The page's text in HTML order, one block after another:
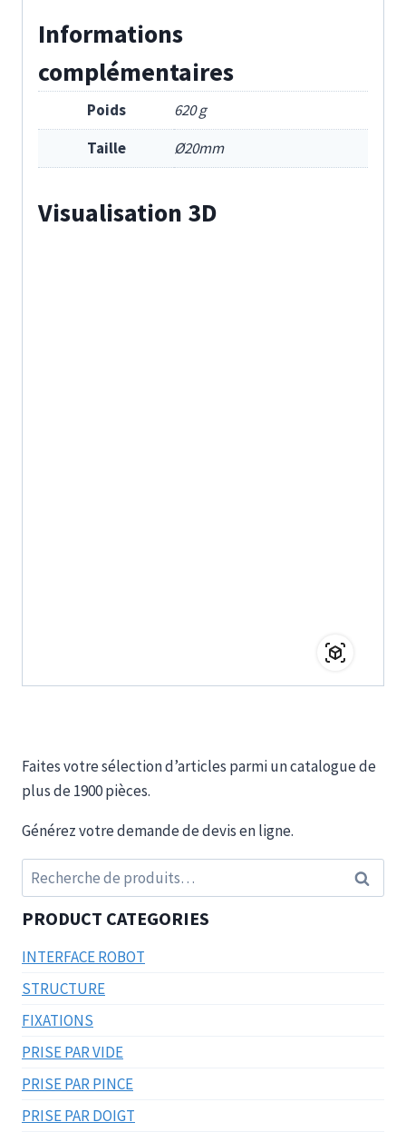
Informations
complémentaires
Poids
620 g
Taille
Ø20mm
Visualisation 3D
Faites votre sélection d’articles parmi un catalogue de
plus de 1900 pièces.
Générez votre demande de devis en ligne.
Recherche
pour :
PRODUCT CATEGORIES
INTERFACE ROBOT
STRUCTURE
FIXATIONS
PRISE PAR VIDE
PRISE PAR PINCE
PRISE PAR DOIGT